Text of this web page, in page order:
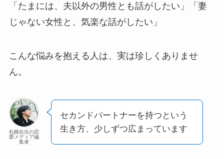
「たまには、夫以外の男性とも話がしたい」「妻
じゃない女性と、気楽な話がしたい」
こんな悩みを抱える人は、実は珍しくありませ
ん。
札幌在住の恋
愛メディア編
集者
セカンドパートナーを持つという
生き方、少しずつ広まっています